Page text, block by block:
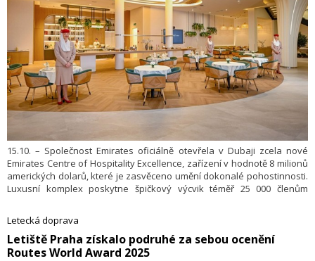
15.10. – Společnost Emirates oficiálně otevřela v Dubaji zcela nové
Emirates Centre of Hospitality Excellence, zařízení v hodnotě 8 milionů
amerických dolarů, které je zasvěceno umění dokonalé pohostinnosti.
Luxusní komplex poskytne špičkový výcvik téměř 25 000 členům
zdokonalování dovedností – od fine diningu inspirovaného
michelinskými standardy až po mistrovství v servisu a komunikaci. Do
konce roku jím projde více než 10 000 letušek a stevardů.
Letecká doprava
​Letiště Praha získalo podruhé za sebou ocenění
Routes World Award 2025